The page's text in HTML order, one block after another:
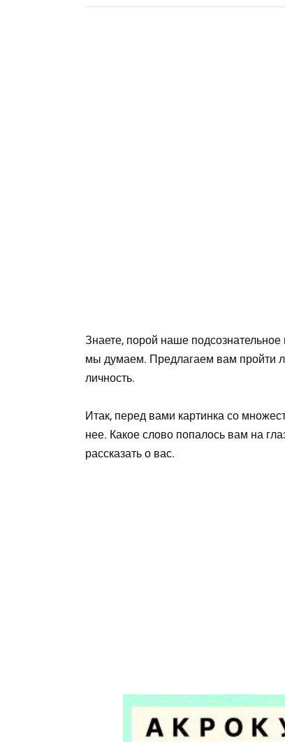
Знаете, порой наше
мы думаем. Предлагаем вам пройти
личность.
Итак, перед вами картинка со
нее. Какое слово попалось вам на
рассказать о вас.